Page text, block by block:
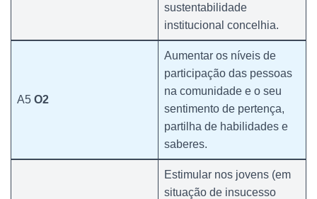
sustentabilidade
institucional concelhia.
A5 O2
Aumentar os níveis de
participação das pessoas
na comunidade e o seu
sentimento de pertença,
partilha de habilidades e
saberes.
Estimular nos jovens (em
situação de insucesso